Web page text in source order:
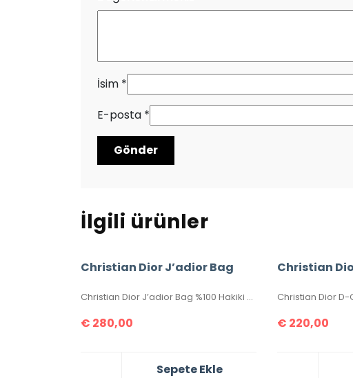
İsim *
E-posta *
İlgili ürünler
Christian Dior J’adior Bag
Christian Dior J’adior Bag %100 Hakiki Deri. Yüksek kalite, hakiki deri, ithal aksesuarlı, birebir üründür. Ebatı 26×17 cm dir. Kutulu, toz torbalı, sertifikalıdır.
€ 280,00
Sepete Ekle
€ 220,00